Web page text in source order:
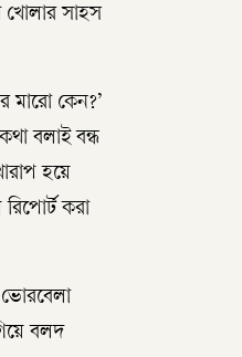
খোলার সাহস
মারো কেন?’
বলাই বন্ধ
হয়ে
করা
ভোরবেলা
বলদ